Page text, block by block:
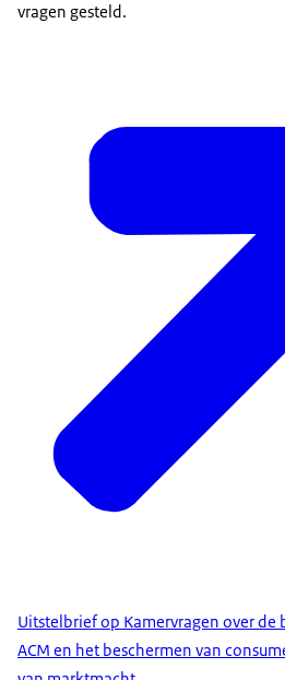
vragen gesteld.
Uitstelbrief op Kamervragen over de
ACM en het beschermen van